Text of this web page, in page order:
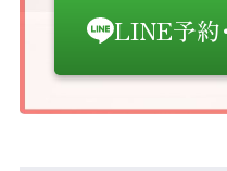
LINE予約